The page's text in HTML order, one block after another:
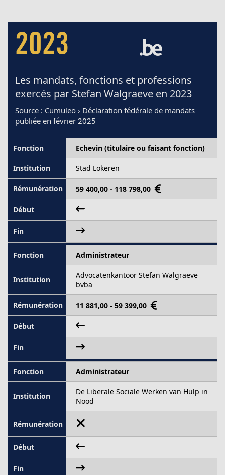
2023
Les mandats, fonctions et professions
exercés par Stefan Walgraeve en 2023
Source : Cumuleo › Déclaration fédérale de mandats
publiée en février 2025
Echevin (titulaire ou faisant fonction)
Stad Lokeren
59 400,00 - 118 798,00
Administrateur
Advocatenkantoor Stefan Walgraeve
bvba
11 881,00 - 59 399,00
Administrateur
De Liberale Sociale Werken van Hulp in
Nood